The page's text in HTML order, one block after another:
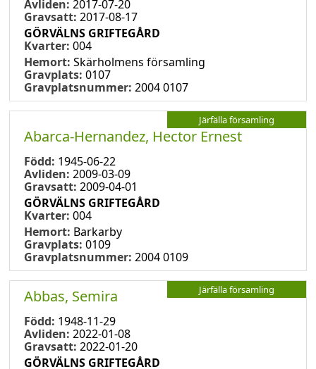
Avliden: 2017-07-20
Gravsatt: 2017-08-17
GÖRVÄLNS GRIFTEGÅRD
Kvarter: 004
Hemort: Skärholmens församling
Gravplats: 0107
Gravplatsnummer: 2004 0107
Järfälla församling
Abarca-Hernandez, Hector Ernest
Född: 1945-06-22
Avliden: 2009-03-09
Gravsatt: 2009-04-01
GÖRVÄLNS GRIFTEGÅRD
Kvarter: 004
Hemort: Barkarby
Gravplats: 0109
Gravplatsnummer: 2004 0109
Järfälla församling
Abbas, Semira
Född: 1948-11-29
Avliden: 2022-01-08
Gravsatt: 2022-01-20
GÖRVÄLNS GRIFTEGÅRD